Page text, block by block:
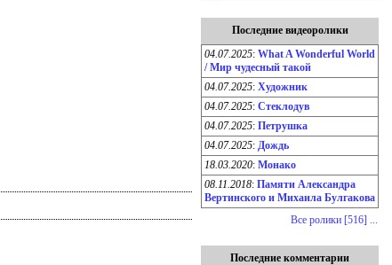
Последние видеоролики
04.07.2025: What A Wonderful World
/ Мир чудесный такой
04.07.2025: Художник
04.07.2025: Стеклодув
04.07.2025: Петрушка
04.07.2025: Дождь
18.03.2020: Монако
08.11.2018: Памяти Александра
Вертинского и Михаила Булгакова
Все ролики [516] ...
Последние комментарии